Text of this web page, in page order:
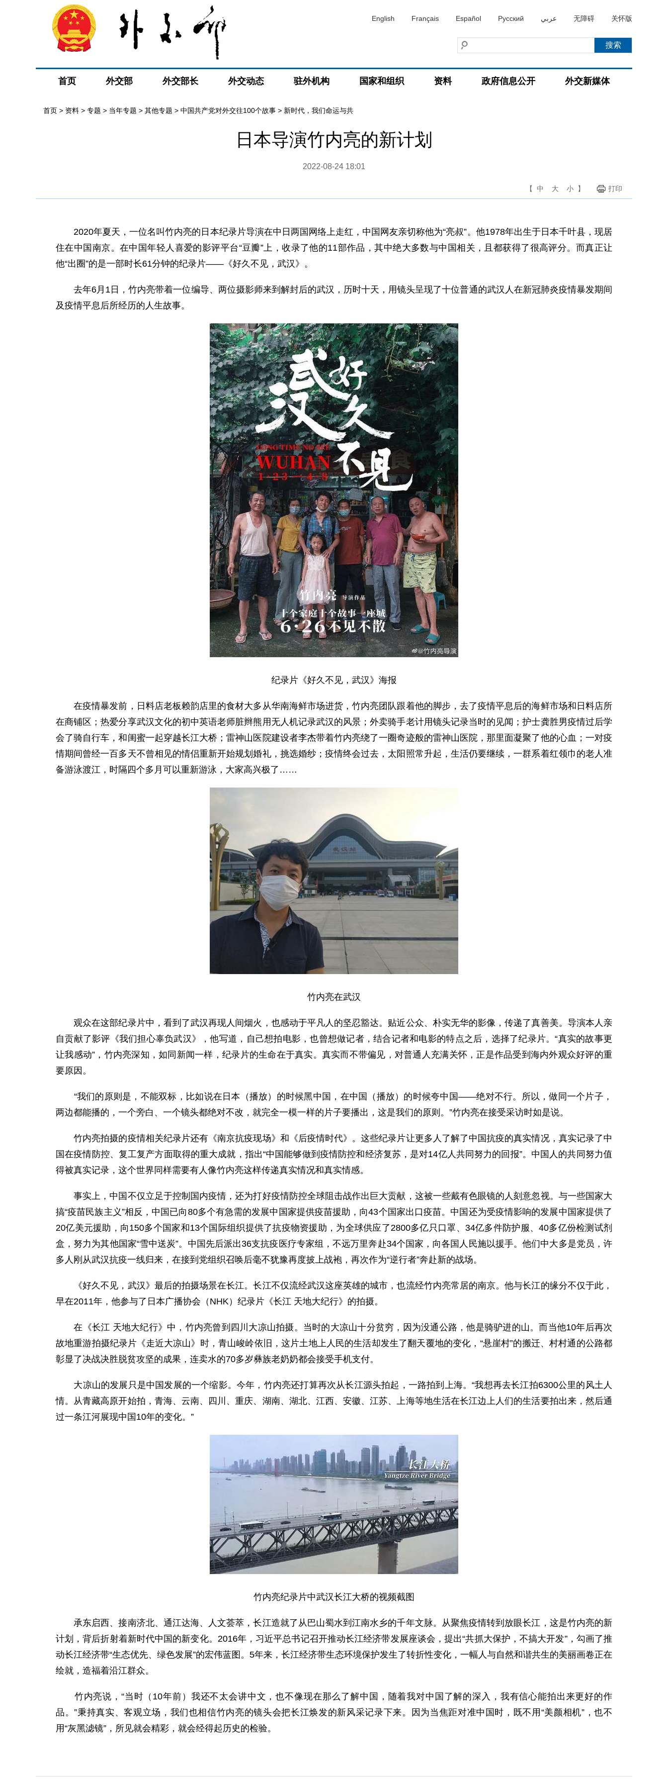
English Français Español Русский عربي 无障碍 关怀版
首页 外交部 外交部长 外交动态 驻外机构 国家和组织 资料 政府信息公开 外交新媒体
首页 > 资料 > 专题 > 当年专题 > 其他专题 > 中国共产党对外交往100个故事 > 新时代，我们命运与共
日本导演竹内亮的新计划
2022-08-24 18:01
【 中 大 小 】 打印
2020年夏天，一位名叫竹内亮的日本纪录片导演在中日两国网络上走红，中国网友亲切称他为“亮叔”。他1978年出生于日本千叶县，现居
住在中国南京。在中国年轻人喜爱的影评平台“豆瓣”上，收录了他的11部作品，其中绝大多数与中国相关，且都获得了很高评分。而真正让
他“出圈”的是一部时长61分钟的纪录片——《好久不见，武汉》。
去年6月1日，竹内亮带着一位编导、两位摄影师来到解封后的武汉，历时十天，用镜头呈现了十位普通的武汉人在新冠肺炎疫情暴发期间
及疫情平息后所经历的人生故事。
纪录片《好久不见，武汉》海报
在疫情暴发前，日料店老板赖韵店里的食材大多从华南海鲜市场进货，竹内亮团队跟着他的脚步，去了疫情平息后的海鲜市场和日料店所
在商铺区；热爱分享武汉文化的初中英语老师脏辫熊用无人机记录武汉的风景；外卖骑手老计用镜头记录当时的见闻；护士龚胜男疫情过后学
会了骑自行车，和闺蜜一起穿越长江大桥；雷神山医院建设者李杰带着竹内亮绕了一圈奇迹般的雷神山医院，那里面凝聚了他的心血；一对疫
情期间曾经一百多天不曾相见的情侣重新开始规划婚礼，挑选婚纱；疫情终会过去，太阳照常升起，生活仍要继续，一群系着红领巾的老人准
备游泳渡江，时隔四个多月可以重新游泳，大家高兴极了……
竹内亮在武汉
观众在这部纪录片中，看到了武汉再现人间烟火，也感动于平凡人的坚忍豁达。贴近公众、朴实无华的影像，传递了真善美。导演本人亲
自贡献了影评《我们担心辜负武汉》，他写道，自己想拍电影，也曾想做记者，结合记者和电影的特点之后，选择了纪录片。“真实的故事更
让我感动”，竹内亮深知，如同新闻一样，纪录片的生命在于真实。真实而不带偏见，对普通人充满关怀，正是作品受到海内外观众好评的重
要原因。
“我们的原则是，不能双标，比如说在日本（播放）的时候黑中国，在中国（播放）的时候夸中国——绝对不行。所以，做同一个片子，
两边都能播的，一个旁白、一个镜头都绝对不改，就完全一模一样的片子要播出，这是我们的原则。”竹内亮在接受采访时如是说。
竹内亮拍摄的疫情相关纪录片还有《南京抗疫现场》和《后疫情时代》。这些纪录片让更多人了解了中国抗疫的真实情况，真实记录了中
国在疫情防控、复工复产方面取得的重大成就，指出“中国能够做到疫情防控和经济复苏，是对14亿人共同努力的回报”。中国人的共同努力值
得被真实记录，这个世界同样需要有人像竹内亮这样传递真实情况和真实情感。
事实上，中国不仅立足于控制国内疫情，还为打好疫情防控全球阻击战作出巨大贡献，这被一些戴有色眼镜的人刻意忽视。与一些国家大
搞“疫苗民族主义”相反，中国已向80多个有急需的发展中国家提供疫苗援助，向43个国家出口疫苗。中国还为受疫情影响的发展中国家提供了
20亿美元援助，向150多个国家和13个国际组织提供了抗疫物资援助，为全球供应了2800多亿只口罩、34亿多件防护服、40多亿份检测试剂
盒，努力为其他国家“雪中送炭”。中国先后派出36支抗疫医疗专家组，不远万里奔赴34个国家，向各国人民施以援手。他们中大多是党员，许
多人刚从武汉抗疫一线归来，在接到党组织召唤后毫不犹豫再度披上战袍，再次作为“逆行者”奔赴新的战场。
《好久不见，武汉》最后的拍摄场景在长江。长江不仅流经武汉这座英雄的城市，也流经竹内亮常居的南京。他与长江的缘分不仅于此，
早在2011年，他参与了日本广播协会（NHK）纪录片《长江 天地大纪行》的拍摄。
在《长江 天地大纪行》中，竹内亮曾到四川大凉山拍摄。当时的大凉山十分贫穷，因为没通公路，他是骑驴进的山。而当他10年后再次
故地重游拍摄纪录片《走近大凉山》时，青山峻岭依旧，这片土地上人民的生活却发生了翻天覆地的变化，“悬崖村”的搬迁、村村通的公路都
彰显了决战决胜脱贫攻坚的成果，连卖水的70多岁彝族老奶奶都会接受手机支付。
大凉山的发展只是中国发展的一个缩影。今年，竹内亮还打算再次从长江源头拍起，一路拍到上海。“我想再去长江拍6300公里的风土人
情。从青藏高原开始拍，青海、云南、四川、重庆、湖南、湖北、江西、安徽、江苏、上海等地生活在长江边上人们的生活要拍出来，然后通
过一条江河展现中国10年的变化。”
竹内亮纪录片中武汉长江大桥的视频截图
承东启西、接南济北、通江达海、人文荟萃，长江造就了从巴山蜀水到江南水乡的千年文脉。从聚焦疫情转到放眼长江，这是竹内亮的新
计划，背后折射着新时代中国的新变化。2016年，习近平总书记召开推动长江经济带发展座谈会，提出“共抓大保护，不搞大开发”，勾画了推
动长江经济带“生态优先、绿色发展”的宏伟蓝图。5年来，长江经济带生态环境保护发生了转折性变化，一幅人与自然和谐共生的美丽画卷正在
绘就，造福着沿江群众。
竹内亮说，“当时（10年前）我还不太会讲中文，也不像现在那么了解中国，随着我对中国了解的深入，我有信心能拍出来更好的作
品。”秉持真实、客观立场，我们也相信竹内亮的镜头会把长江焕发的新风采记录下来。因为当焦距对准中国时，既不用“美颜相机”，也不
用“灰黑滤镜”，所见就会精彩，就会经得起历史的检验。